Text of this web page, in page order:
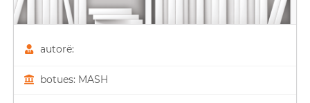
autorë:
botues: MASH